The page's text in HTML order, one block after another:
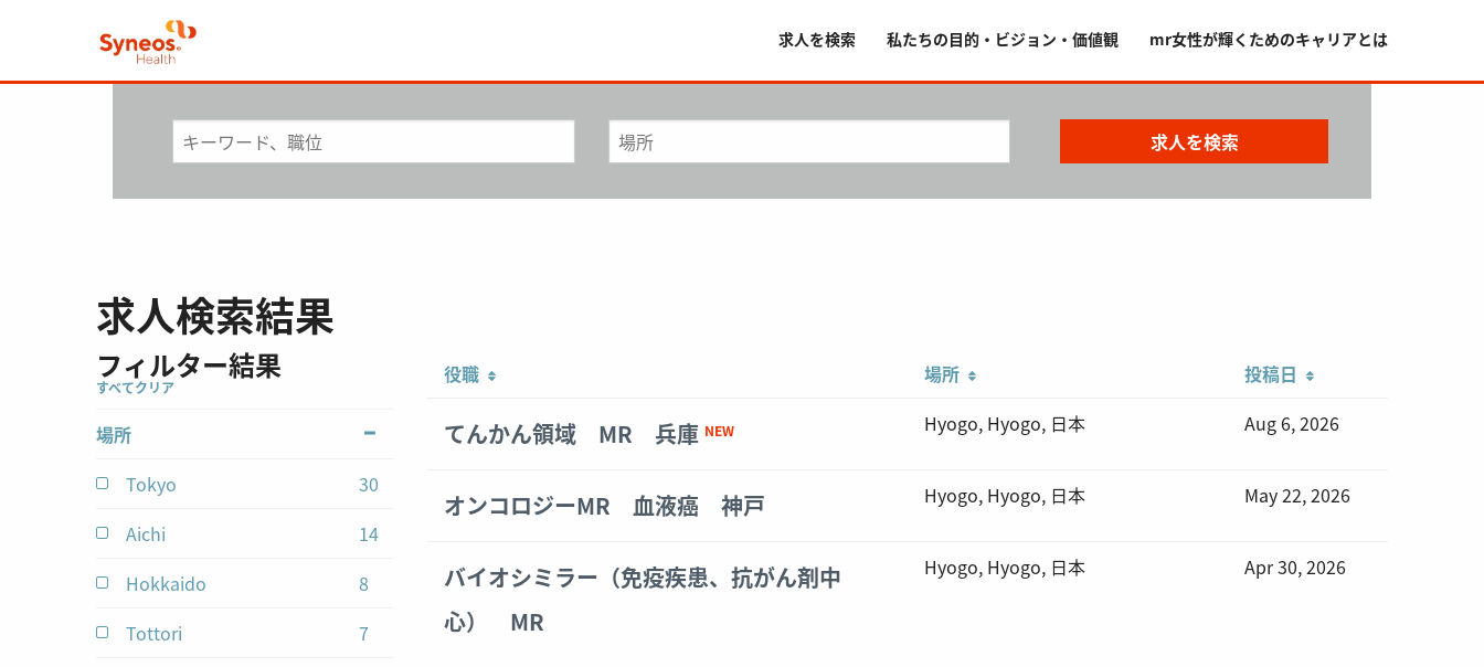
求人を検索 私たちの目的・ビジョン・価値観 mr女性が輝くためのキャリアとは
求人検索結果
フィルター結果
すべてクリア
場所
Tokyo
30
Aichi
14jobs
Hokkaido
8
Tottori
7
Showing
results
役職 場所 投稿日
てんかん領域 MR 兵庫 NEW Hyogo, Hyogo, 日本 Aug 6, 2026
オンコロジーMR 血液癌 神戸 Hyogo, Hyogo, 日本 May 22, 2026
バイオシミラー（免疫疾患、抗がん剤中
心） MR
Hyogo, Hyogo, 日本 Apr 30, 2026